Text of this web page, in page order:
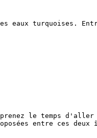
turquoises. Entre
le temps
entre ces